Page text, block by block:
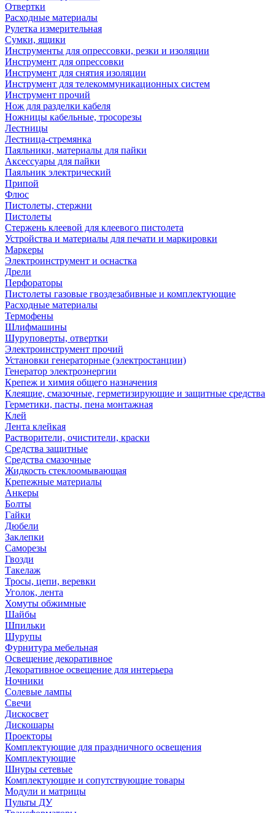
Отвертки
Расходные материалы
Рулетка измерительная
Сумки, ящики
Инструменты для опрессовки, резки и изоляции
Инструмент для опрессовки
Инструмент для снятия изоляции
Инструмент для телекоммуникационных систем
Инструмент прочий
Нож для разделки кабеля
Ножницы кабельные, тросорезы
Лестницы
Лестница-стремянка
Паяльники, материалы для пайки
Аксессуары для пайки
Паяльник электрический
Припой
Флюс
Пистолеты, стержни
Пистолеты
Стержень клеевой для клеевого пистолета
Устройства и материалы для печати и маркировки
Маркеры
Электроинструмент и оснастка
Дрели
Перфораторы
Пистолеты газовые гвоздезабивные и комплектующие
Расходные материалы
Термофены
Шлифмашины
Шуруповерты, отвертки
Электроинструмент прочий
Установки генераторные (электростанции)
Генератор электроэнергии
Крепеж и химия общего назначения
Клеящие, смазочные, герметизирующие и защитные средства
Герметики, пасты, пена монтажная
Клей
Лента клейкая
Растворители, очистители, краски
Средства защитные
Средства смазочные
Жидкость стеклоомывающая
Крепежные материалы
Анкеры
Болты
Гайки
Дюбели
Заклепки
Саморезы
Гвозди
Такелаж
Тросы, цепи, веревки
Уголок, лента
Хомуты обжимные
Шайбы
Шпильки
Шурупы
Фурнитура мебельная
Освещение декоративное
Декоративное освещение для интерьера
Ночники
Солевые лампы
Свечи
Дискосвет
Дискошары
Проекторы
Комплектующие для праздничного освещения
Комплектующие
Шнуры сетевые
Комплектующие и сопутствующие товары
Модули и матрицы
Пульты ДУ